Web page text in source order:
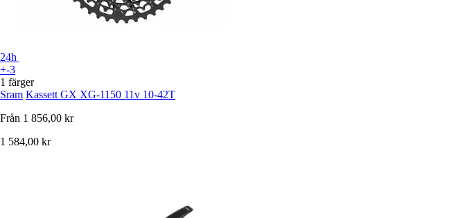
24h
+-3
1 färger
Sram Kassett GX XG-1150 11v 10-42T
Från 1 856,00 kr
1 584,00 kr